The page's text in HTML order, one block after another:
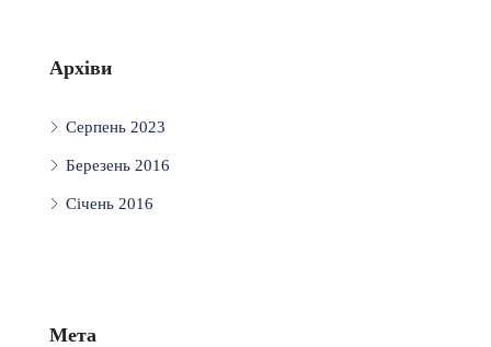
Архіви
Серпень 2023
Березень 2016
Січень 2016
Мета